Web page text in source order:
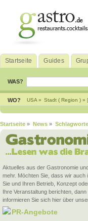
Startseite Guides
WAS?
WO? USA » Stadt ( Region ) »
Startseite » News » Schlagworte
Aktuelles aus der Gastronomie
mehr. Möchten Sie, dass wir auch
Sie und Ihren Betrieb, Konzept
Ihre Veranstaltung berichten, dann
informieren Sie sich hier über
PR-Angebote